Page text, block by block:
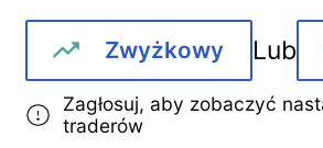
Zwyżkowy Lub
Zagłosuj, aby zobaczyć
traderów